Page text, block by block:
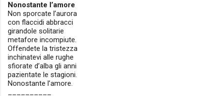
Nonostante l’amore
Non sporcate l’aurora
con flaccidi abbracci
girandole solitarie
metafore incompiute.
Offendete la tristezza
inchinatevi alle rughe
sfiorate d’alba gli anni
pazientate le stagioni.
Nonostante l’amore.